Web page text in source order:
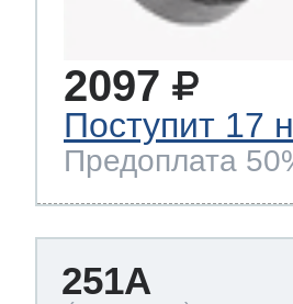
2097
Поступит 17
Предоплата
251A